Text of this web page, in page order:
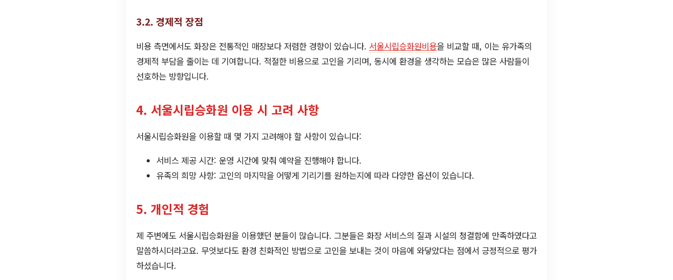
3.2. 경제적 장점
비용 측면에서도 화장은 전통적인 매장보다 저렴한 경향이 있습니다. 서울시립승화원비용을 비교할 때, 이는 유가족의
경제적 부담을 줄이는 데 기여합니다. 적절한 비용으로 고인을 기리며, 동시에 환경을 생각하는 모습은 많은 사람들이
선호하는 방향입니다.
4. 서울시립승화원 이용 시 고려 사항
서울시립승화원을 이용할 때 몇 가지 고려해야 할 사항이 있습니다:
서비스 제공 시간: 운영 시간에 맞춰 예약을 진행해야 합니다.
유족의 희망 사항: 고인의 마지막을 어떻게 기리기를 원하는지에 따라 다양한 옵션이 있습니다.
5. 개인적 경험
제 주변에도 서울시립승화원을 이용했던 분들이 많습니다. 그분들은 화장 서비스의 질과 시설의 청결함에 만족하였다고
말씀하시더라고요. 무엇보다도 환경 친화적인 방법으로 고인을 보내는 것이 마음에 와닿았다는 점에서 긍정적으로 평가
하셨습니다.